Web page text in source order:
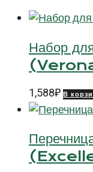
Набор
1,588₽ В